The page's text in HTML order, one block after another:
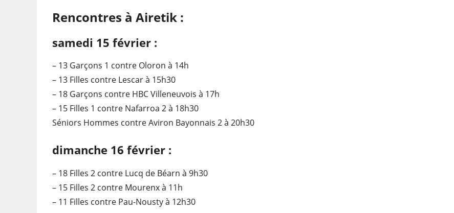
Rencontres à Airetik :
samedi 15 février :
– 13 Garçons 1 contre Oloron à 14h
– 13 Filles contre Lescar à 15h30
– 18 Garçons contre HBC Villeneuvois à 17h
– 15 Filles 1 contre Nafarroa 2 à 18h30
Séniors Hommes contre Aviron Bayonnais 2 à 20h30
dimanche 16 février :
– 18 Filles 2 contre Lucq de Béarn à 9h30
– 15 Filles 2 contre Mourenx à 11h
– 11 Filles contre Pau-Nousty à 12h30